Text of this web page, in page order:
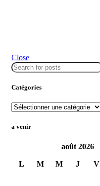
Close
Catégories
a venir
août 2026
L M M J V